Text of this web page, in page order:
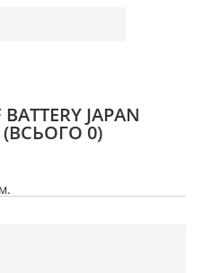
JAPAN
(ВСЬОГО 0)